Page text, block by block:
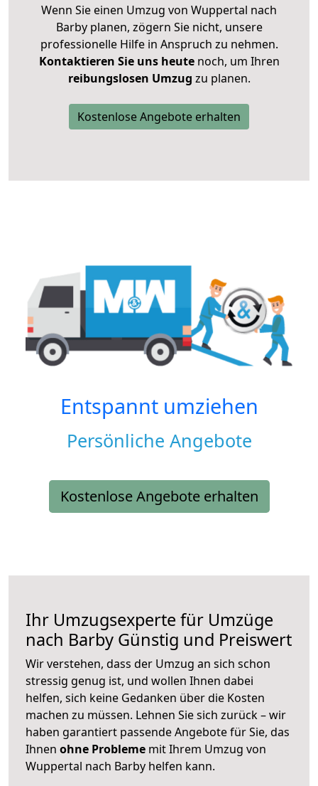
Wenn Sie einen Umzug von Wuppertal nach
Barby planen, zögern Sie nicht, unsere
professionelle Hilfe in Anspruch zu nehmen.
Kontaktieren Sie uns heutenoch, um Ihren
reibungslosen Umzug zu planen.
Kostenlose Angebote erhalten
Entspannt umziehen
Persönliche Angebote
Kostenlose Angebote erhalten
Ihr Umzugsexperte für Umzüge
nach Barby Günstig und Preiswert
Wir verstehen, dass der Umzug an sich schon
stressig genug ist, und wollen Ihnen dabei
helfen, sich keine Gedanken über die Kosten
machen zu müssen. Lehnen Sie sich zurück – wir
haben garantiert passende Angebote für Sie, das
Ihnen ohne Probleme mit Ihrem Umzug von
Wuppertal nach Barby helfen kann.